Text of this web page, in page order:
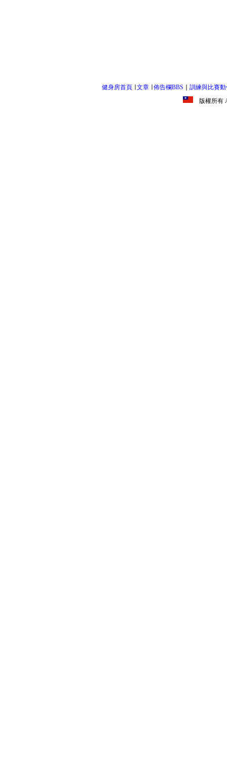
健身房首頁∣ 文章∣ 佈告欄BBS
訓練與比賽動
版權所有